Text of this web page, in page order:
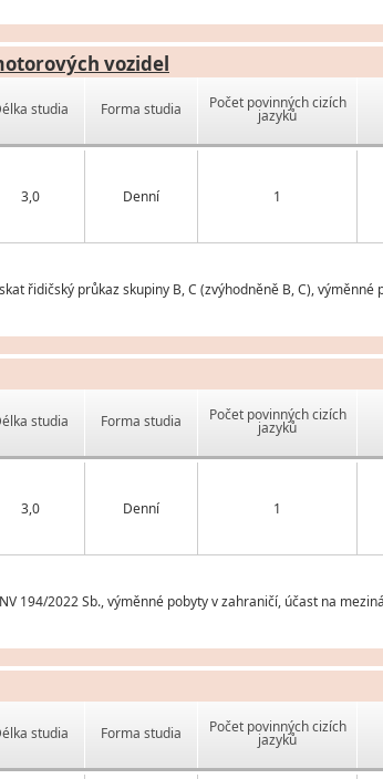
vozidel
studia Forma studia Počet povinných cizích
jazyků
3,0 Denní 1
řidičský průkaz skupiny B, C (zvýhodněně B, C),
studia Forma studia Počet povinných cizích
jazyků
3,0 Denní 1
194/2022 Sb., výměnné pobyty v zahraničí, účast na
studia Forma studia Počet povinných cizích
jazyků